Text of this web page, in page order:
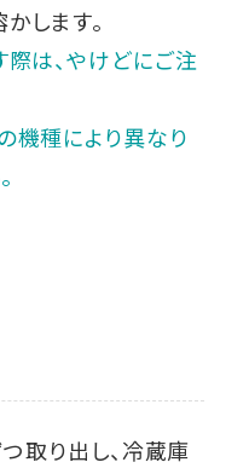
します。
は、やけどにご注
種により異なり
取り出し、冷蔵庫